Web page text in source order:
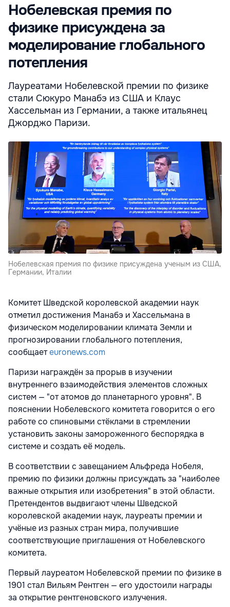
Нобелевская премия по
физике присуждена за
моделирование глобального
потепления
Лауреатами Нобелевской премии по физике
стали Сюкуро Манабэ из США и Клаус
Хассельман из Германии, а также итальянец
Джорджо Паризи.
Нобелевская премия по физике присуждена ученым из США,
Германии, Италии
Комитет Шведской королевской академии наук
отметил достижения Манабэ и Хассельмана в
физическом моделировании климата Земли и
прогнозировании глобального потепления,
сообщаетeuronews.com
Паризи награждён за прорыв в изучении
внутреннего взаимодействия элементов сложных
систем — "от атомов до планетарного уровня". В
пояснении Нобелевского комитета говорится о его
работе со спиновыми стёклами в стремлении
установить законы замороженного беспорядка в
системе и создать её модель.
В соответствии с завещанием Альфреда Нобеля,
премию по физики должны присуждать за "наиболее
важные открытия или изобретения" в этой области.
Претендентов выдвигают члены Шведской
королевской академии наук, лауреаты премии и
учёные из разных стран мира, получившие
соответствующие приглашения от Нобелевского
комитета.
Первый лауреатом Нобелевской премии по физике в
1901 стал Вильям Рентген — его удостоили награды
за открытие рентгеновского излучения.